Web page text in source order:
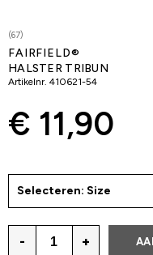
(67)
FAIRFIELD®
HALSTER TRIBUN
Artikelnr. 410621-54
€ 11,90
Selecteren: Size
- +